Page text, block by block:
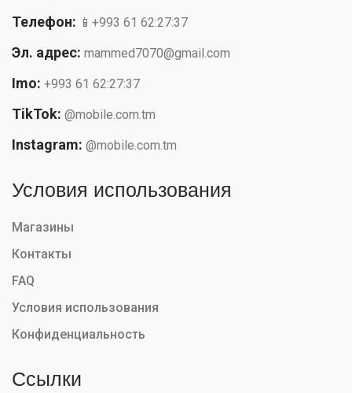
Телефон: 📱+993 61 62:27:37
Эл. адрес: mammed7070@gmail.com
Imo: +993 61 62:27:37
TikTok: @mobile.com.tm
Instagram: @mobile.com.tm
Условия использования
Магазины
Контакты
FAQ
Условия использования
Конфиденциальность
Ссылки